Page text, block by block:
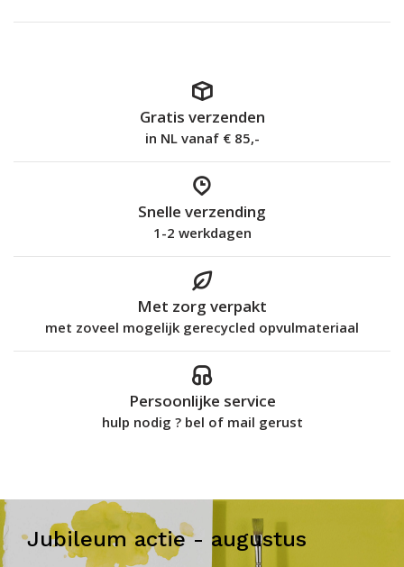
Gratis verzenden
in NL vanaf € 85,-
Snelle verzending
1-2 werkdagen
Met zorg verpakt
met zoveel mogelijk gerecycled opvulmateriaal
Persoonlijke service
hulp nodig ? bel of mail gerust
Jubileum actie - augustus